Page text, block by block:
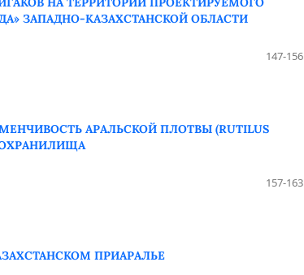
ЗАПАДНО-КАЗАХСТАНСКОЙ ОБЛАСТИ
147-156
АРАЛЬСКОЙ ПЛОТВЫ (RUTILUS
157-163
ПРИАРАЛЬЕ